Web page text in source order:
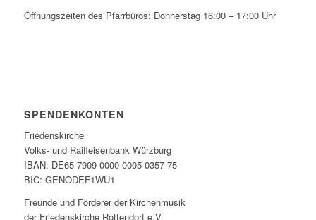
Öffnungszeiten des Pfarrbüros: Donnerstag 16:00 – 17:00 Uhr
SPENDENKONTEN
Friedenskirche
Volks- und Raiffeisenbank Würzburg
IBAN: DE65 7909 0000 0005 0357 75
BIC: GENODEF1WU1
Freunde und Förderer der Kirchenmusik
der Friedenskirche Rottendorf e.V.